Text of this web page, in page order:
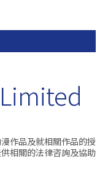
作品及就相關作品的授
相關的法律咨詢及協助